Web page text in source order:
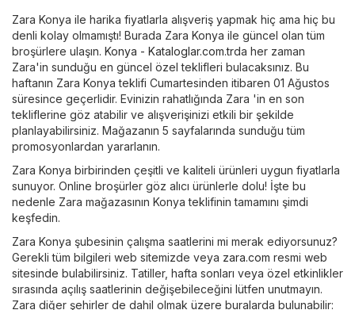
Zara Konya ile harika fiyatlarla alışveriş yapmak hiç ama hiç bu
denli kolay olmamıştı! Burada Zara Konya ile güncel olan tüm
broşürlere ulaşın. Konya - Kataloglar.com.trda her zaman
Zara'in sunduğu en güncel özel teklifleri bulacaksınız. Bu
haftanın Zara Konya teklifi Cumartesinden itibaren 01 Ağustos
süresince geçerlidir. Evinizin rahatlığında Zara 'in en son
tekliflerine göz atabilir ve alışverişinizi etkili bir şekilde
planlayabilirsiniz. Mağazanın 5 sayfalarında sunduğu tüm
promosyonlardan yararlanın.
Zara Konya birbirinden çeşitli ve kaliteli ürünleri uygun fiyatlarla
sunuyor. Online broşürler göz alıcı ürünlerle dolu! İşte bu
nedenle Zara mağazasının Konya teklifinin tamamını şimdi
keşfedin.
Zara Konya şubesinin çalışma saatlerini mi merak ediyorsunuz?
Gerekli tüm bilgileri web sitemizde veya zara.com resmi web
sitesinde bulabilirsiniz. Tatiller, hafta sonları veya özel etkinlikler
sırasında açılış saatlerinin değişebileceğini lütfen unutmayın.
Zara diğer şehirler de dahil olmak üzere buralarda bulunabilir: